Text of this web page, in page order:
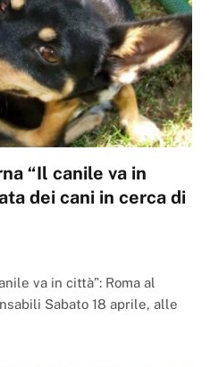
“Il canile va in
dei cani in cerca di
va in città”: Roma al
Sabato 18 aprile, alle